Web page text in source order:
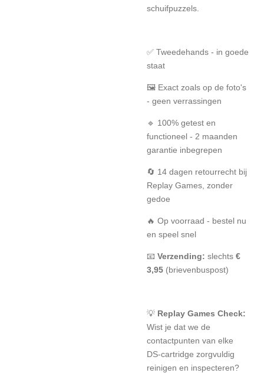
schuifpuzzels.
✅ Tweedehands - in goede
staat
🖼️ Exact zoals op de foto's
- geen verrassingen
🔹 100% getest en
functioneel - 2 maanden
garantie inbegrepen
🔄 14 dagen retourrecht bij
Replay Games, zonder
gedoe
🔥 Op voorraad - bestel nu
en speel snel
📧 Verzending: slechts €
3,95 (brievenbuspost)
💡 Replay Games Check:
Wist je dat we de
contactpunten van elke
DS-cartridge zorgvuldig
reinigen en inspecteren?